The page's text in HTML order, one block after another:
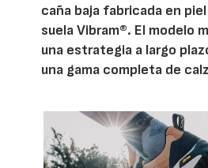
caña baja fabricada en
suela Vibram®. El modelo
una estrategia a largo
una gama completa de